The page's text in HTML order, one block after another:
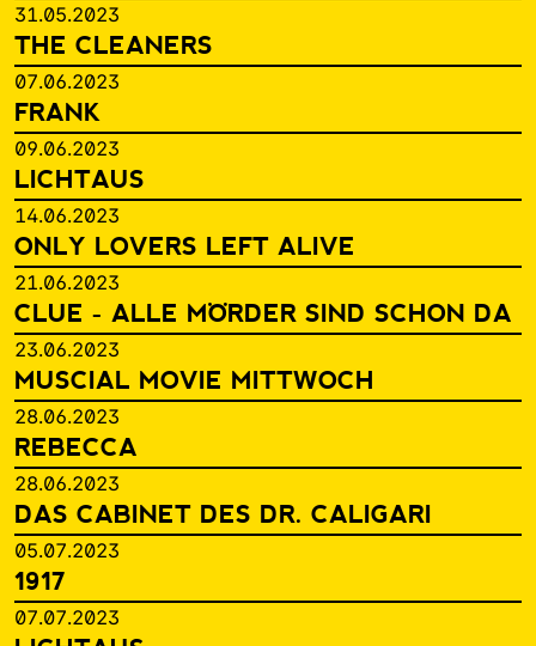
31.05.2023
THE CLEANERS
07.06.2023
FRANK
09.06.2023
LICHTAUS
14.06.2023
ONLY LOVERS LEFT ALIVE
21.06.2023
CLUE - ALLE MÖRDER SIND SCHON DA
23.06.2023
MUSCIAL MOVIE MITTWOCH
28.06.2023
REBECCA
28.06.2023
DAS CABINET DES DR. CALIGARI
05.07.2023
1917
07.07.2023